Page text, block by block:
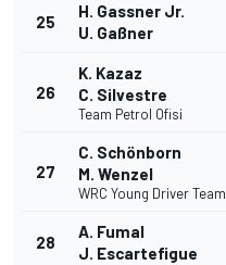
25
H. Gassner Jr.
U. Gaßner
26
K. Kazaz
C. Silvestre
Team Petrol Ofisi
27
C. Schönborn
M. Wenzel
WRC Young Driver Team
28
A. Fumal
J. Escartefigue